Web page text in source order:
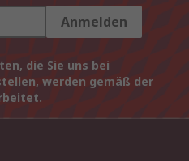
Anmelden
die Sie uns bei
werden gemäß der